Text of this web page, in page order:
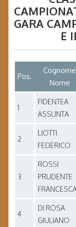
GARA
E
Pos.
Cognome
Nome
1
FIDENTEA
ASSUNTA
2
LIOTTI
FEDERICO
3
ROSSI
PRUDENTE
4
DI ROSA
GIULIANO